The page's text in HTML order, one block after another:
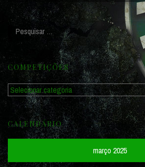
COMPETIÇÕES
Competições
CALENDÁRIO
março 2025